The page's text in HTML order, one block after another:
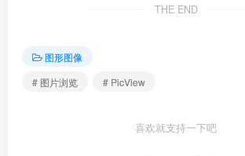
THE END
图形图像
# 图片浏览
# PicView
喜欢就支持一下吧